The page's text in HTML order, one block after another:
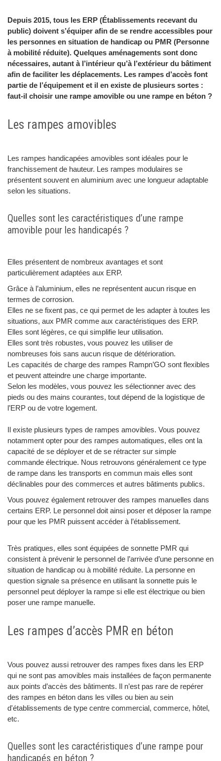
Depuis 2015, tous les ERP (Établissements recevant du
public) doivent s’équiper afin de se rendre accessibles pour
les personnes en situation de handicap ou PMR (Personne
à mobilité réduite). Quelques aménagements sont donc
nécessaires, autant à l’intérieur qu’à l’extérieur du bâtiment
afin de faciliter les déplacements. Les rampes d’accès font
partie de l’équipement et il en existe de plusieurs sortes :
faut-il choisir une rampe amovible ou une rampe en béton ?
Les rampes amovibles
Les rampes handicapées amovibles sont idéales pour le
franchissement de hauteur. Les rampes modulaires se
présentent souvent en aluminium avec une longueur adaptable
selon les situations.
Quelles sont les caractéristiques d’une rampe
amovible pour les handicapés ?
Elles présentent de nombreux avantages et sont
particulièrement adaptées aux ERP.
Grâce à l’aluminium, elles ne représentent aucun risque en
termes de corrosion.
Elles ne se fixent pas, ce qui permet de les adapter à toutes les
situations, aux PMR comme aux caractéristiques des ERP.
Elles sont légères, ce qui simplifie leur utilisation.
Elles sont très robustes, vous pouvez les utiliser de
nombreuses fois sans aucun risque de détérioration.
Les capacités de charge des rampes Rampn’GO sont flexibles
et peuvent atteindre une charge importante.
Selon les modèles, vous pouvez les sélectionner avec des
pieds ou des mains courantes, tout dépend de la logistique de
l’ERP ou de votre logement.
Il existe plusieurs types de rampes amovibles. Vous pouvez
notamment opter pour des rampes automatiques, elles ont la
capacité de se déployer et de se rétracter sur simple
commande électrique. Nous retrouvons généralement ce type
de rampe dans les transports en commun mais elles sont
déclinables pour des commerces et autres bâtiments publics.
Vous pouvez également retrouver des rampes manuelles dans
certains ERP. Le personnel doit ainsi poser et déposer la rampe
pour que les PMR puissent accéder à l’établissement.
Très pratiques, elles sont équipées de sonnette PMR qui
consistent à prévenir le personnel de l’arrivée d’une personne en
situation de handicap ou à mobilité réduite. La personne en
question signale sa présence en utilisant la sonnette puis le
personnel peut déployer la rampe si elle est électrique ou bien
poser une rampe manuelle.
Les rampes d’accès PMR en béton
Vous pouvez aussi retrouver des rampes fixes dans les ERP
qui ne sont pas amovibles mais installées de façon permanente
aux points d’accès des bâtiments. Il n’est pas rare de repérer
des rampes en béton dans les villes ou bien au sein
d'établissements de type centre commercial, commerce, hôtel,
etc.
Quelles sont les caractéristiques d’une rampe pour
handicapés en béton ?